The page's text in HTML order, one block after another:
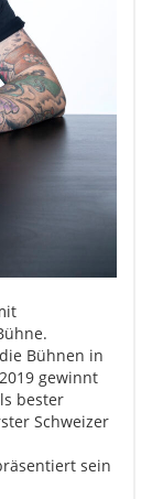
Bühnen in
gewinnt
bester
Schweizer
sein